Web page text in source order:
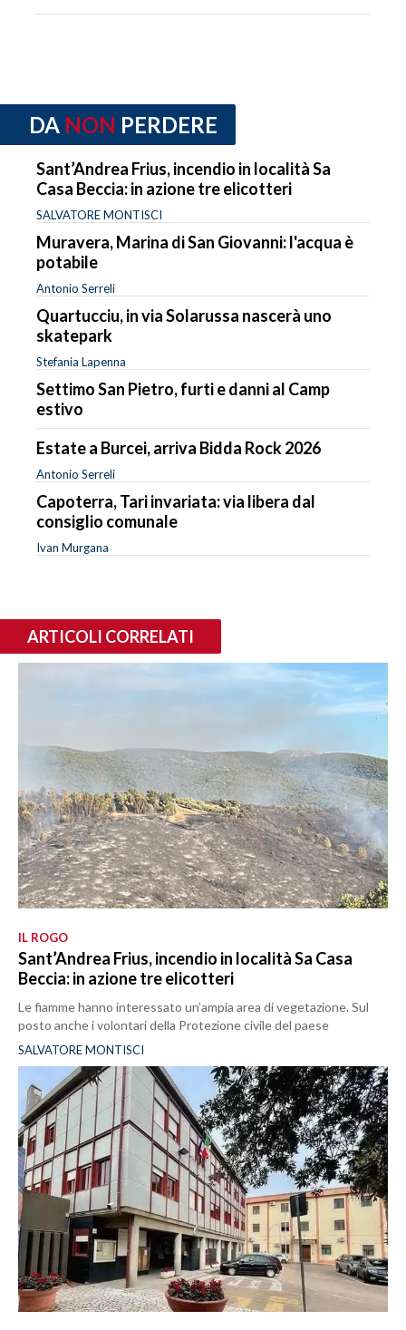
DA NON PERDERE
Sant’Andrea Frius, incendio in località Sa
Casa Beccia: in azione tre elicotteri
SALVATORE MONTISCI
Muravera, Marina di San Giovanni: l'acqua è
potabile
Antonio Serreli
Quartucciu, in via Solarussa nascerà uno
skatepark
Stefania Lapenna
Settimo San Pietro, furti e danni al Camp
estivo
Estate a Burcei, arriva Bidda Rock 2026
Antonio Serreli
Capoterra, Tari invariata: via libera dal
consiglio comunale
Ivan Murgana
ARTICOLI CORRELATI
IL ROGO
Sant’Andrea Frius, incendio in località Sa Casa
Beccia: in azione tre elicotteri
Le fiamme hanno interessato un’ampia area di vegetazione. Sul
posto anche i volontari della Protezione civile del paese
SALVATORE MONTISCI